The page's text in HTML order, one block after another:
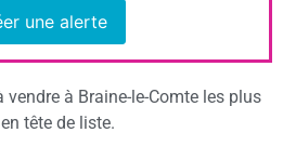
une alerte
vendre à Braine-le-Comte les plus
tête de liste.